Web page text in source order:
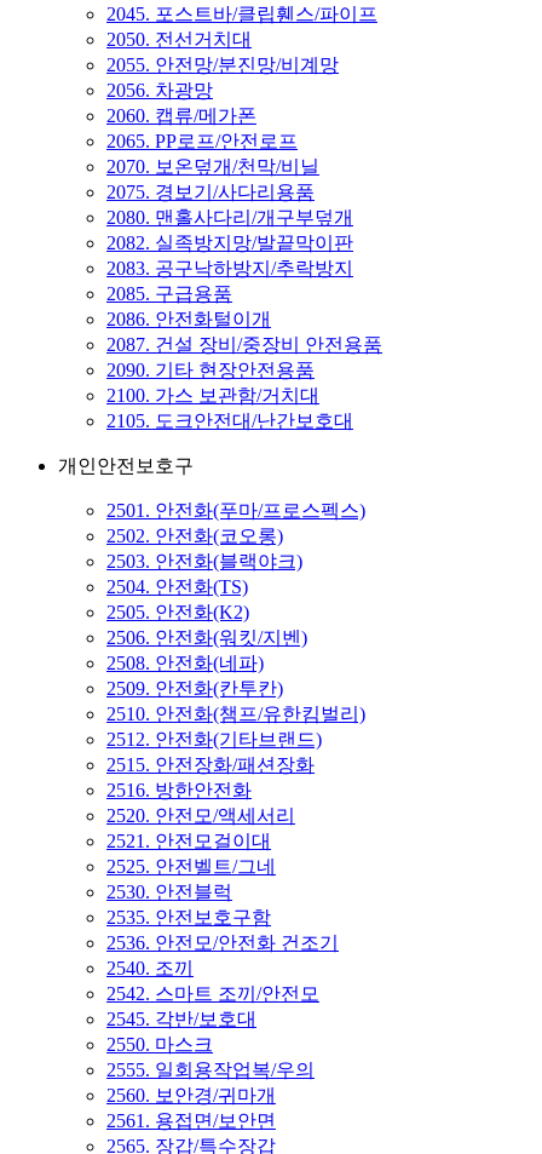
2045. 포스트바/클립휀스/파이프
2050. 전선거치대
2055. 안전망/분진망/비계망
2056. 차광망
2060. 캡류/메가폰
2065. PP로프/안전로프
2070. 보온덮개/천막/비닐
2075. 경보기/사다리용품
2080. 맨홀사다리/개구부덮개
2082. 실족방지망/발끝막이판
2083. 공구낙하방지/추락방지
2085. 구급용품
2086. 안전화털이개
2087. 건설 장비/중장비 안전용품
2090. 기타 현장안전용품
2100. 가스 보관함/거치대
2105. 도크안전대/난간보호대
개인안전보호구
2501. 안전화(푸마/프로스펙스)
2502. 안전화(코오롱)
2503. 안전화(블랙야크)
2504. 안전화(TS)
2505. 안전화(K2)
2506. 안전화(워킷/지벤)
2508. 안전화(네파)
2509. 안전화(칸투칸)
2510. 안전화(챔프/유한킴벌리)
2512. 안전화(기타브랜드)
2515. 안전장화/패션장화
2516. 방한안전화
2520. 안전모/액세서리
2521. 안전모걸이대
2525. 안전벨트/그네
2530. 안전블럭
2535. 안전보호구함
2536. 안전모/안전화 건조기
2540. 조끼
2542. 스마트 조끼/안전모
2545. 각반/보호대
2550. 마스크
2555. 일회용작업복/우의
2560. 보안경/귀마개
2561. 용접면/보안면
2565. 장갑/특수장갑